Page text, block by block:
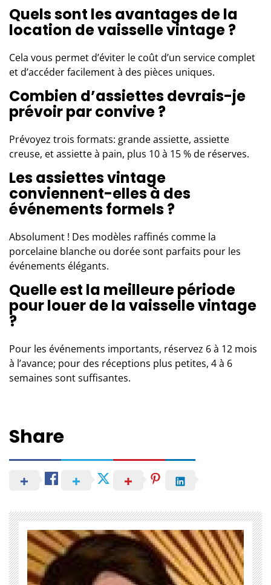
Quels sont les avantages de la
location de vaisselle vintage ?
Cela vous permet d’éviter le coût d’un service complet
et d’accéder facilement à des pièces uniques.
Combien d’assiettes devrais-je
prévoir par convive ?
Prévoyez trois formats: grande assiette, assiette
creuse, et assiette à pain, plus 10 à 15 % de réserves.
Les assiettes vintage
conviennent-elles à des
événements formels ?
Absolument ! Des modèles raffinés comme la
porcelaine blanche ou dorée sont parfaits pour les
événements élégants.
Quelle est la meilleure période
pour louer de la vaisselle vintage
?
Pour les événements importants, réservez 6 à 12 mois
à l’avance; pour des réceptions plus petites, 4 à 6
semaines sont suffisantes.
Share